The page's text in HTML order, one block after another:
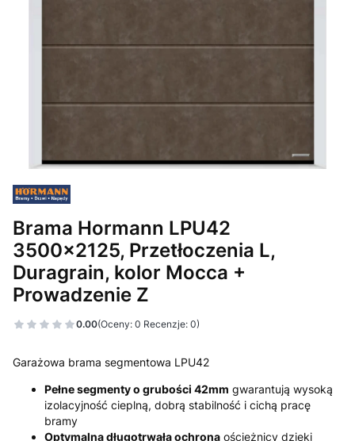
Brama Hormann LPU42
3500x2125, Przetłoczenia L,
Duragrain, kolor Mocca +
Prowadzenie Z
0.00(Oceny: 0 Recenzje: 0)
Garażowa brama segmentowa LPU42
Pełne segmenty o grubości 42mm gwarantują wysoką
izolacyjność cieplną, dobrą stabilność i cichą pracę
bramy
Optymalna długotrwała ochrona ościeżnicy dzięki